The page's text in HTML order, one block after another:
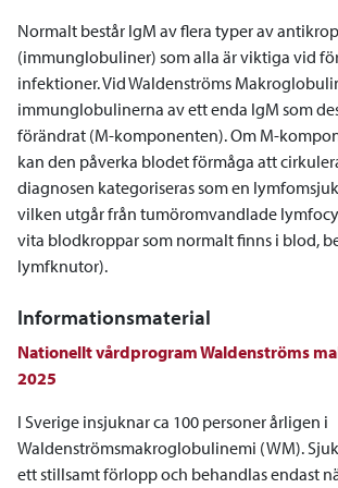
Normalt består lgM av flera typer av
(immunglobuliner) som alla är viktiga vid
infektioner. Vid Waldenströms
immunglobulinerna av ett enda lgM som
förändrat (M-komponenten). Om M-
kan den påverka blodet förmåga att
diagnosen kategoriseras som en
vilken utgår från tumöromvandlade
vita blodkroppar som normalt finns i blod,
lymfknutor).
Informationsmaterial
Nationellt vårdprogram Waldenströms
2025
I Sverige insjuknar ca 100 personer årligen i
Waldenströmsmakroglobulinemi (WM).
ett stillsamt förlopp och behandlas endast